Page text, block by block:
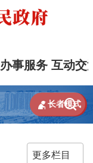
办事服务 互动交

 长者模式
更多栏目